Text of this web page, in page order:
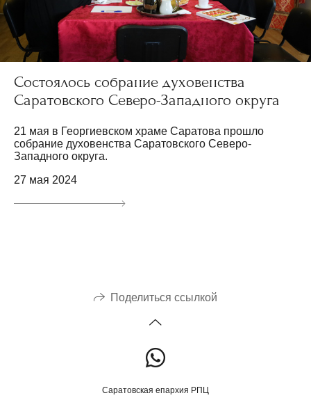
Состоялось собрание духовенства
Саратовского Северо-Западного округа
21 мая в Георгиевском храме Саратова прошло
собрание духовенства Саратовского Северо-
Западного округа.
27 мая 2024
Поделиться ссылкой
Саратовская епархия РПЦ